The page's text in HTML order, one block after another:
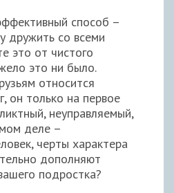
способ –
дружить со всеми
это от чистого
это ни было.
относится
он только на первое
неуправляемый,
деле –
черты характера
дополняют
подростка?